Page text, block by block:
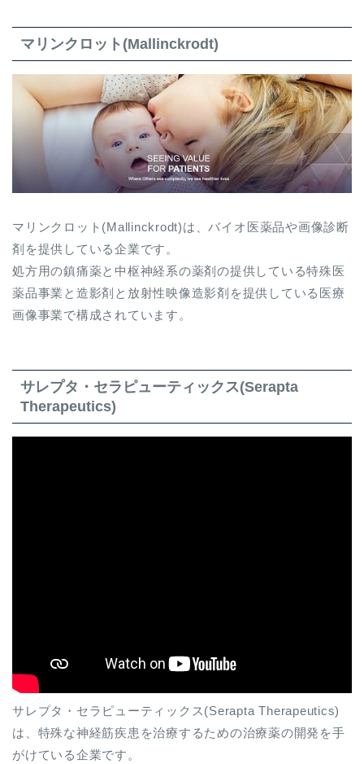
マリンクロット(Mallinckrodt)
マリンクロット(Mallinckrodt)は、バイオ医薬品や画像診断
剤を提供している企業です。
処方用の鎮痛薬と中枢神経系の薬剤の提供している特殊医
薬品事業と造影剤と放射性映像造影剤を提供している医療
画像事業で構成されています。
サレプタ・セラピューティックス(Serapta
Therapeutics)
サレプタ・セラピューティックス(Serapta Therapeutics)
は、特殊な神経筋疾患を治療するための治療薬の開発を手
がけている企業です。